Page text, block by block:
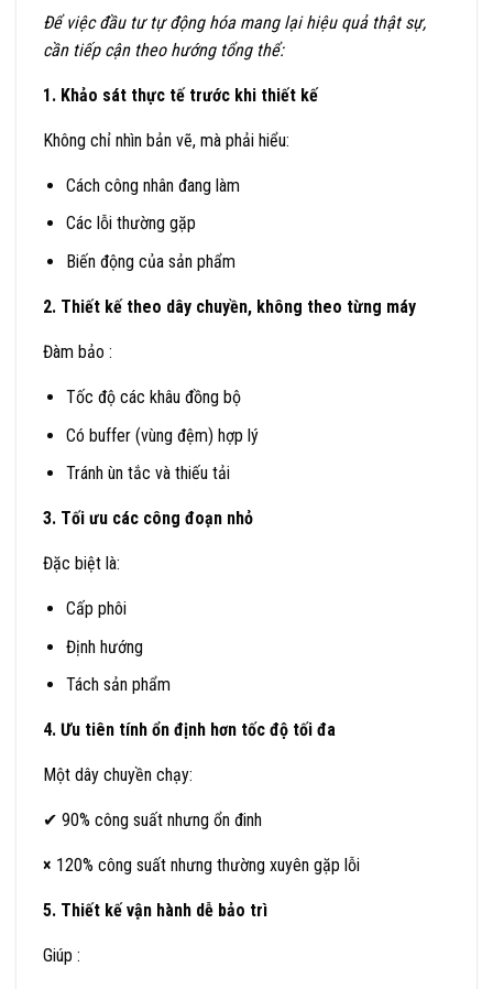
Để việc đầu tư tự động hóa mang lại hiệu quả thật sự,
cần tiếp cận theo hướng tổng thể:
1. Khảo sát thực tế trước khi thiết kế
Không chỉ nhìn bản vẽ, mà phải hiểu:
Cách công nhân đang làm
Các lỗi thường gặp
Biến động của sản phẩm
2. Thiết kế theo dây chuyền, không theo từng máy
Đàm bảo :
Tốc độ các khâu đồng bộ
Có buffer (vùng đệm) hợp lý
Tránh ùn tắc và thiếu tải
3. Tối ưu các công đoạn nhỏ
Đặc biệt là:
Cấp phôi
Định hướng
Tách sản phẩm
4. Ưu tiên tính ổn định hơn tốc độ tối đa
Một dây chuyền chạy:
✔ 90% công suất nhưng ổn đinh
× 120% công suất nhưng thường xuyên gặp lỗi
5. Thiết kế vận hành dễ bảo trì
Giúp :